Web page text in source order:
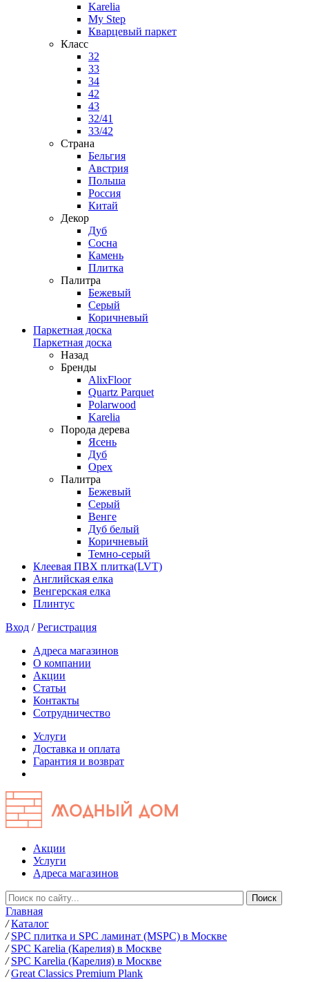
Karelia
My Step
Кварцевый паркет
Класс
32
33
34
42
43
32/41
33/42
Страна
Бельгия
Австрия
Польша
Россия
Китай
Декор
Дуб
Сосна
Камень
Плитка
Палитра
Бежевый
Серый
Коричневый
Паркетная доска
Паркетная доска
Назад
Бренды
AlixFloor
Quartz Parquet
Polarwood
Karelia
Порода дерева
Ясень
Дуб
Орех
Палитра
Бежевый
Серый
Венге
Дуб белый
Коричневый
Темно-серый
Клеевая ПВХ плитка(LVT)
Английская елка
Венгерская елка
Плинтус
Вход /Регистрация
Адреса магазинов
О компании
Акции
Статьи
Контакты
Сотрудничество
Услуги
Доставка и оплата
Гарантия и возврат
Акции
Услуги
Адреса магазинов
Главная
/ Каталог
/ SPC плитка и SPC ламинат (MSPC) в Москве
/ SPC Karelia (Карелия) в Москве
/ SPC Karelia (Карелия) в Москве
/ Great Classics Premium Plank